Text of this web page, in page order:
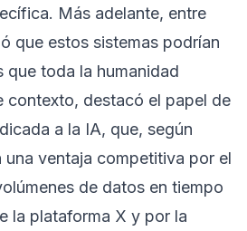
Más adelante, entre
que estos sistemas podrían
que toda la humanidad
contexto, destacó el papel de
a la IA, que, según
ventaja competitiva por el
de datos en tiempo
la plataforma X y por la